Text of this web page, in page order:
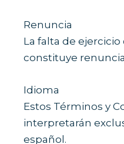
Renuncia
La falta de
constituye
Idioma
Estos Términos y
interpretarán
español.